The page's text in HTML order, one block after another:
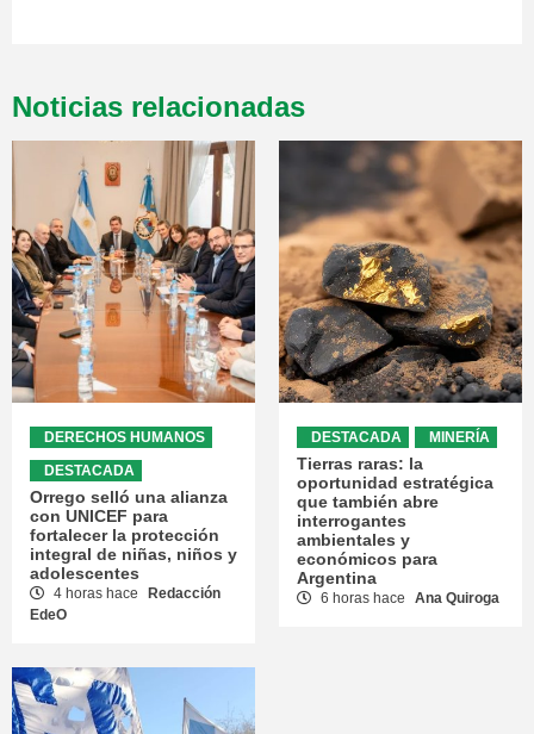
Noticias relacionadas
DERECHOS HUMANOS
DESTACADA
Orrego selló una alianza
con UNICEF para
fortalecer la protección
integral de niñas, niños y
adolescentes
4 horas hace
Redacción
EdeO
DESTACADA MINERÍA
Tierras raras: la
oportunidad estratégica
que también abre
interrogantes
ambientales y
económicos para
Argentina
6 horas hace Ana Quiroga